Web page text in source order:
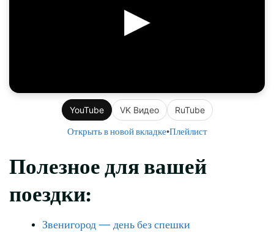
▶
YouTube VK Видео RuTube
Открыть в новой вкладке•Плейлист
Полезное для вашей
поездки:
Звенигород — день без спешки